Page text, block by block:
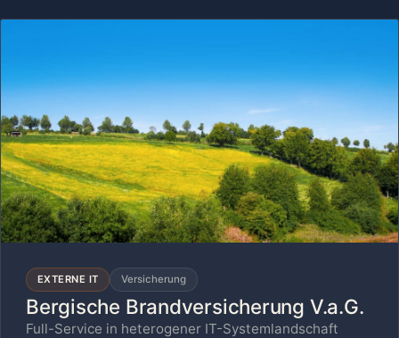
EXTERNE IT Versicherung
Bergische Brandversicherung V.a.G.
Full-Service in heterogener IT-Systemlandschaft